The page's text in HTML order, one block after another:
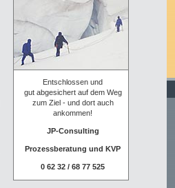
Entschlossen und
gut abgesichert auf dem Weg
zum Ziel - und dort auch
ankommen!
JP-Consulting
Prozessberatung und KVP
0 62 32 / 68 77 525